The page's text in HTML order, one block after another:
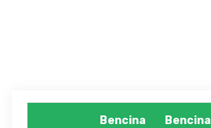
Bencina
Bencina